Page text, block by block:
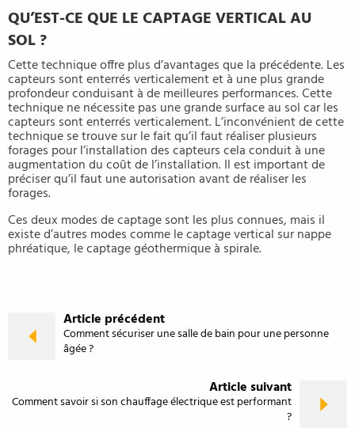
QU’EST-CE QUE LE CAPTAGE VERTICAL AU
SOL ?
Cette technique offre plus d’avantages que la précédente. Les
capteurs sont enterrés verticalement et à une plus grande
profondeur conduisant à de meilleures performances. Cette
technique ne nécessite pas une grande surface au sol car les
capteurs sont enterrés verticalement. L’inconvénient de cette
technique se trouve sur le fait qu’il faut réaliser plusieurs
forages pour l’installation des capteurs cela conduit à une
augmentation du coût de l’installation. Il est important de
préciser qu’il faut une autorisation avant de réaliser les
forages.
Ces deux modes de captage sont les plus connues, mais il
existe d’autres modes comme le captage vertical sur nappe
phréatique, le captage géothermique à spirale.
Article précédent
Comment sécuriser une salle de bain pour une personne
âgée ?
Article suivant
Comment savoir si son chauffage électrique est performant
?